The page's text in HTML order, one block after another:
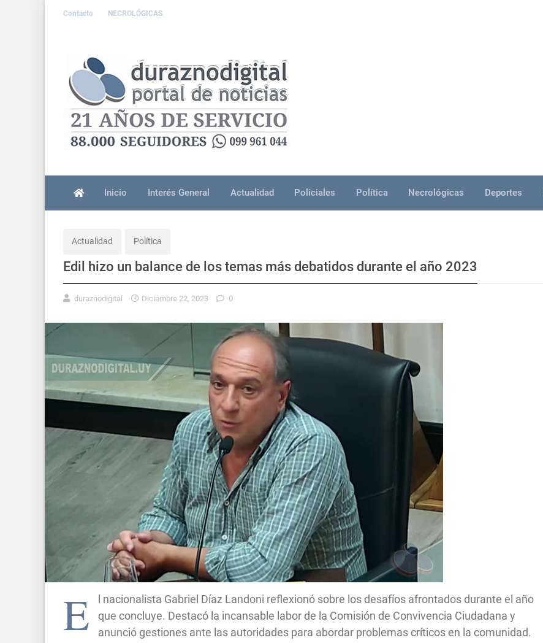
Contacto NECROLÓGICAS
Inicio Interés General Actualidad Policiales Política Necrológicas Deportes
Actualidad Política
Edil hizo un balance de los temas más debatidos durante el año 2023
duraznodigital Diciembre 22, 2023 0
E
l nacionalista Gabriel Díaz Landoni reflexionó sobre los desafíos afrontados durante el año
que concluye. Destacó la incansable labor de la Comisión de Convivencia Ciudadana y
anunció gestiones ante las autoridades para abordar problemas críticos en la comunidad.